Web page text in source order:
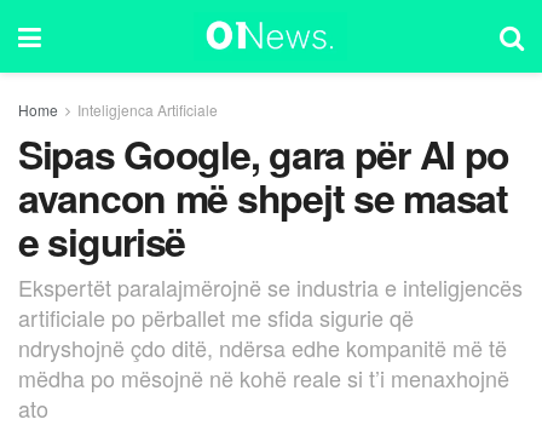
Home Inteligjenca Artificiale
Sipas Google, gara për AI po
avancon më shpejt se masat
e sigurisë
Ekspertët paralajmërojnë se industria e inteligjencës
artificiale po përballet me sfida sigurie që
ndryshojnë çdo ditë, ndërsa edhe kompanitë më të
mëdha po mësojnë në kohë reale si t’i menaxhojnë
ato